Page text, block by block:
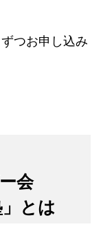
つお申し込み
会
とは